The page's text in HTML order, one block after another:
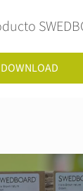
DOWNLOAD